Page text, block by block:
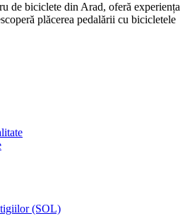
de biciclete din Arad, oferă experiența
plăcerea pedalării cu bicicletele
(SOL)